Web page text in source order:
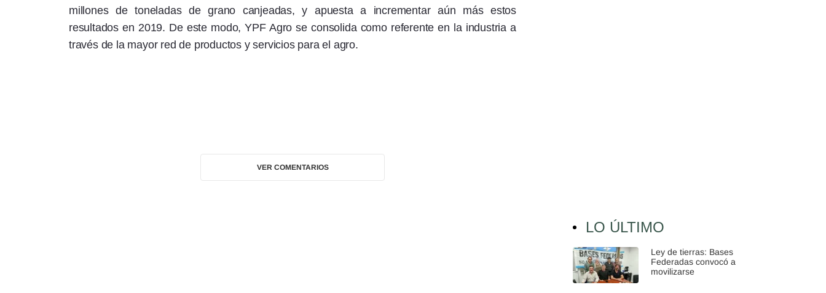
millones de toneladas de grano canjeadas, y apuesta a incrementar aún más estos
resultados en 2019. De este modo, YPF Agro se consolida como referente en la industria a
través de la mayor red de productos y servicios para el agro.
VER COMENTARIOS
LO ÚLTIMO
Ley de tierras: Bases
Federadas convocó a
movilizarse